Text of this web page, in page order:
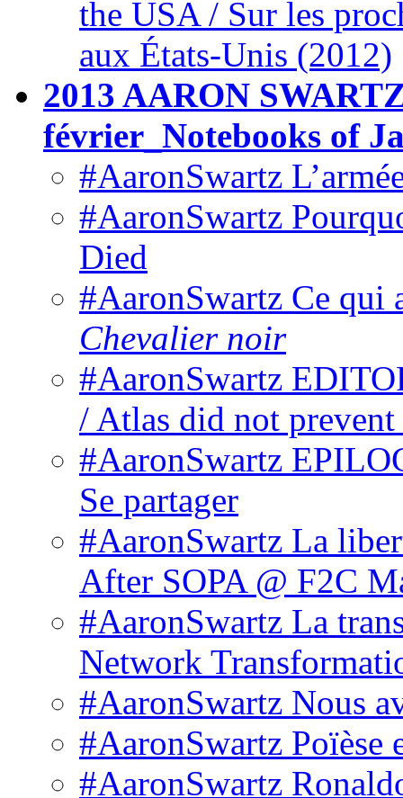
the USA / Sur les
aux États-Unis (2012)
2013 AARON
février_Notebooks of
#AaronSwartz
#AaronSwartz
Died
#AaronSwartz Ce qui
Chevalier noir
#AaronSwartz
/ Atlas did not prevent
#AaronSwartz
Se partager
#AaronSwartz La
After SOPA @ F2C
#AaronSwartz La
Network
#AaronSwartz Nous
#AaronSwartz Poïèse
#AaronSwartz